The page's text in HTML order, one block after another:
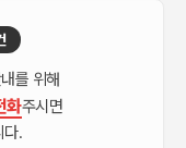
를 위해
화주시면
다.